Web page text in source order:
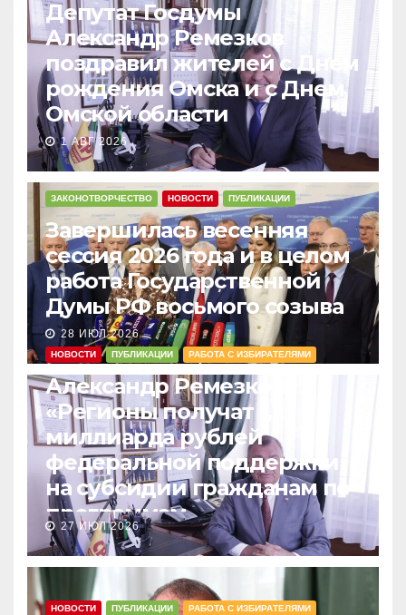
Депутат Госдумы
Александр Ремезков
поздравил жителей с Днем
рождения Омска и с Днем
Омской области
1 АВГ 2026
ЗАКОНОТВОРЧЕСТВО НОВОСТИ ПУБЛИКАЦИИ
Завершилась весенняя
сессия 2026 года и в целом
работа Государственной
Думы РФ восьмого созыва
28 ИЮЛ 2026
НОВОСТИ ПУБЛИКАЦИИ РАБОТА С ИЗБИРАТЕЛЯМИ
Александр Ремезков:
«Регионы получат 1,2
миллиарда рублей
федеральной поддержки
на субсидии гражданам по
программам
догазификации»
27 ИЮЛ 2026
НОВОСТИ ПУБЛИКАЦИИ РАБОТА С ИЗБИРАТЕЛЯМИ